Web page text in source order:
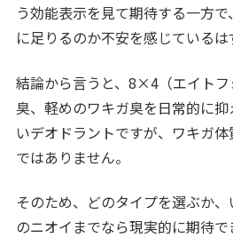
う効能表示を見て期待する一方
に足りるのか不安を感じているは
結論から言うと、8×4（エイト
臭、軽めのワキガ臭を日常的に
いデオドラントですが、ワキガ
ではありません。
そのため、どのタイプを選ぶか
のニオイまでなら現実的に期待